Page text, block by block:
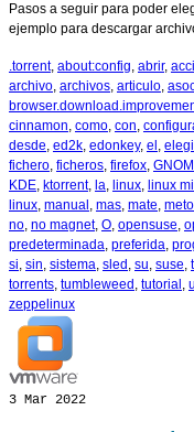
Pasos a seguir para poder
ejemplo para descargar
.torrent, about:config, abrir,
archivo, archivos, articulo,
cinnamon, como, con,
desde, ed2k, edonkey, el ,
fichero, ficheros, firefox,
KDE, ktorrent, la, linux, linux
linux, manual , mas, mate,
no, no magnet, O, opensuse,
predeterminada, preferida,
si, sin, sistema, sled , su, suse,
torrents, tumbleweed , tutorial ,
zeppelinux
3 Mar 2022